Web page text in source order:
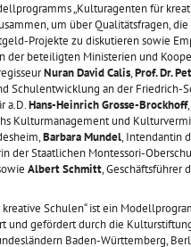
„Kulturagenten für
um über Qualitätsfragen,
Projekte zu diskutieren sowie
der beteiligten Ministerien und
NuranDavid Calis Prof. Dr.
Schulentwicklung an der Friedrich-
a.D. Hans-Heinrich Grosse-Brockhoff,
Kulturmanagement und
Barbara Mundel , Intendantin
der Staatlichen Montessori-
Albert Schmitt ,
kreative Schulen“ ist ein
und gefördert durch die
Baden-Württemberg,